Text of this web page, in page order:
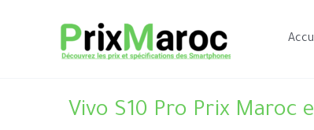
Vivo S10 Pro Prix Maroc